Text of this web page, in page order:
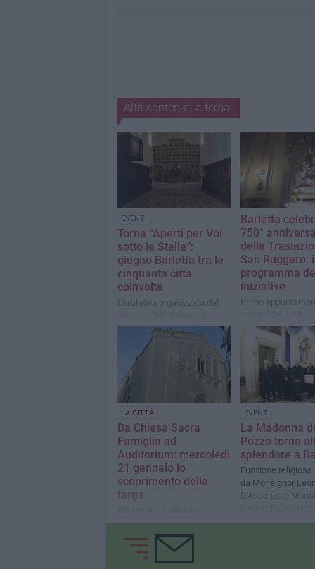
Altri contenuti a tema
EVENTI
Torna “Aperti per Voi
sotto le Stelle”:
giugno Barletta tra le
cinquanta città
coinvolte
L'iniziativa organizzata dal
svolgerà dal 12 al 14 giugno
Barletta
750°
della
San Ruggero:
programma
iniziative
Primo
LA CITTÀ
Da Chiesa Sacra
Famiglia ad
Auditorium: mercoledì
21 gennaio lo
scoprimento della
targa
all'Ambulatorio popolare
ODV e all'Associazione
musicale bandistica "La
Disfida"
EVENTI
La Madonna
Pozzo torna
splendore a
Funzione religiosa
da Monsignor
D'Ascenzo e
Leonardo